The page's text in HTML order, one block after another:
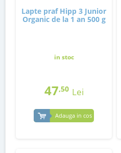
Lapte praf Hipp 3 Junior
Organic de la 1 an 500 g
in stoc
47,50 Lei
Adauga in cos